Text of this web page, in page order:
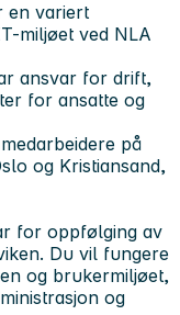
en variert
miljøet ved NLA
ansvar for drift,
for ansatte og
på
og Kristiansand,
for oppfølging av
Du vil fungere
og brukermiljøet,
og